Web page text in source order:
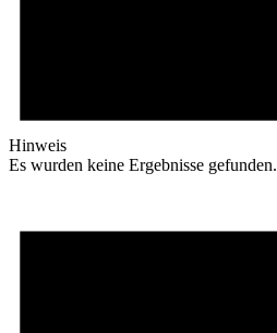
Hinweis
Es wurden keine Ergebnisse gefunden.